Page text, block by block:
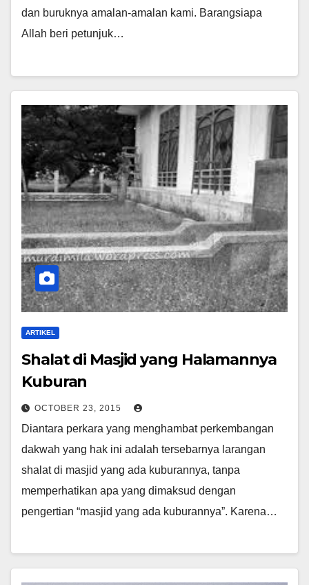
dan buruknya amalan-amalan kami. Barangsiapa
Allah beri petunjuk…
ARTIKEL
Shalat di Masjid yang Halamannya
Kuburan
OCTOBER 23, 2015
Diantara perkara yang menghambat perkembangan
dakwah yang hak ini adalah tersebarnya larangan
shalat di masjid yang ada kuburannya, tanpa
memperhatikan apa yang dimaksud dengan
pengertian “masjid yang ada kuburannya”. Karena…